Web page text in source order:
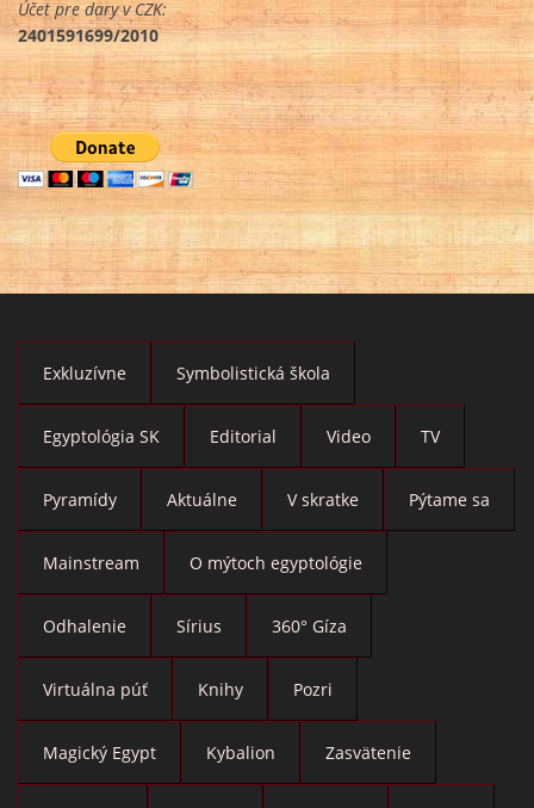
Účet pre dary v CZK:
2401591699/2010
Exkluzívne Symbolistická škola
Egyptológia SK Editorial Video TV
Pyramídy Aktuálne V skratke Pýtame sa
Mainstream O mýtoch egyptológie
Odhalenie Sírius 360° Gíza
Virtuálna púť Knihy Pozri
Magický Egypt Kybalion Zasvätenie